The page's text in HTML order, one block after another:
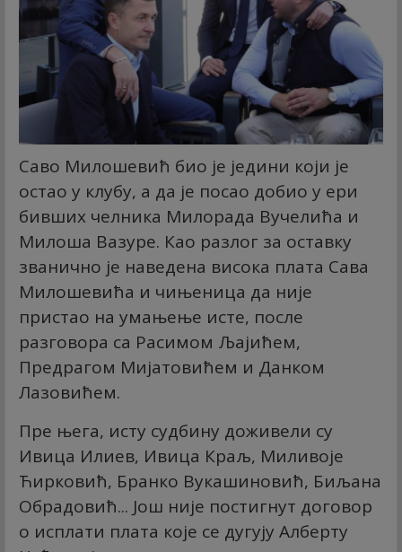
Саво Милошевић био је једини који је
остао у клубу, а да је посао добио у ери
бивших челника Милорада Вучелића и
Милоша Вазуре. Као разлог за оставку
званично је наведена висока плата Сава
Милошевића и чињеница да није
пристао на умањење исте, после
разговора са Расимом Љајићем,
Предрагом Мијатовићем и Данком
Лазовићем.
Пре њега, исту судбину доживели су
Ивица Илиев, Ивица Краљ, Миливоје
Ћирковић, Бранко Вукашиновић, Биљана
Обрадовић... Још није постигнут договор
о исплати плата које се дугују Алберту